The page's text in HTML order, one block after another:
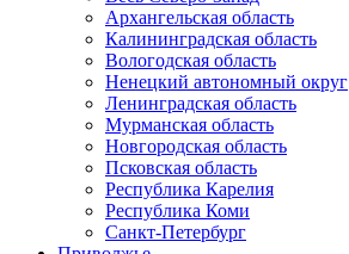
Архангельская область
Калининградская область
Вологодская область
Ненецкий автономный округ
Ленинградская область
Мурманская область
Новгородская область
Псковская область
Республика Карелия
Республика Коми
Санкт-Петербург